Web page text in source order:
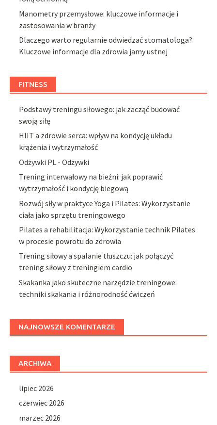
Manometry przemysłowe: kluczowe informacje i
zastosowania w branży
Dlaczego warto regularnie odwiedzać stomatologa?
Kluczowe informacje dla zdrowia jamy ustnej
FITNESS
Podstawy treningu siłowego: jak zacząć budować
swoją siłę
HIIT a zdrowie serca: wpływ na kondycję układu
krążenia i wytrzymałość
Odżywki PL -Odżywki
Trening interwałowy na bieżni: jak poprawić
wytrzymałość i kondycję biegową
Rozwój siły w praktyce Yoga i Pilates: Wykorzystanie
ciała jako sprzętu treningowego
Pilates a rehabilitacja: Wykorzystanie technik Pilates
w procesie powrotu do zdrowia
Trening siłowy a spalanie tłuszczu: jak połączyć
trening siłowy z treningiem cardio
Skakanka jako skuteczne narzędzie treningowe:
techniki skakania i różnorodność ćwiczeń
NAJNOWSZE KOMENTARZE
ARCHIWA
lipiec 2026
czerwiec 2026
marzec 2026